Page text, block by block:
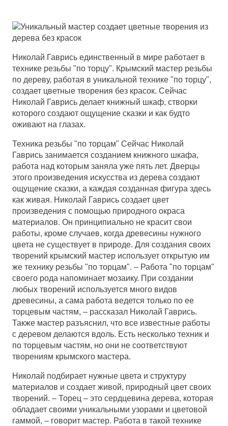
Николай Гаврись единственный в мире работает в
технике резьбы "по торцу". Крымский мастер резьбы
по дереву, работая в уникальной технике "по торцу",
создает цветные творения без красок. Сейчас
Николай Гаврись делает книжный шкаф, створки
которого создают ощущение сказки и как будто
оживают на глазах.
Техника резьбы "по торцам" Сейчас Николай
Гаврись занимается созданием книжного шкафа,
работа над которым заняла уже пять лет. Дверцы
этого произведения искусства из дерева создают
ощущение сказки, а каждая созданная фигура здесь
как живая. Николай Гаврись создает цвет
произведения с помощью природного окраса
материалов. Он принципиально не красит свои
работы, кроме случаев, когда древесины нужного
цвета не существует в природе. Для создания своих
творений крымский мастер использует открытую им
же технику резьбы "по торцам". – Работа "по торцам"
своего рода напоминает мозаику. При создании
любых творений используется много видов
древесины, а сама работа ведется только по ее
торцевым частям, – рассказал Николай Гаврись.
Также мастер разъяснил, что все известные работы
с деревом делаются вдоль. Есть несколько техник и
по торцевым частям, но они не соответствуют
творениям крымского мастера.
Николай подбирает нужные цвета и структуру
материалов и создает живой, природный цвет своих
творений. – Торец – это сердцевина дерева, которая
обладает своими уникальными узорами и цветовой
гаммой, – говорит мастер. Работа в такой технике